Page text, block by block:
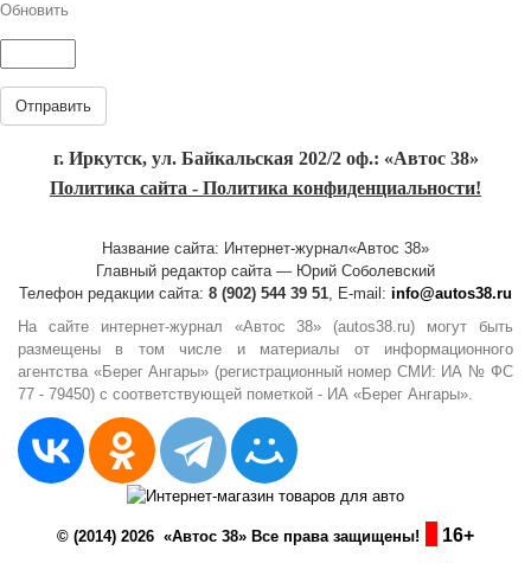
Обновить
Отправить
г. Иркутск, ул. Байкальская 202/2 оф.: «Автос 38»
Политика сайта - Политика конфиденциальности!
Название сайта: Интернет-журнал«Автос 38»
Главный редактор сайта — Юрий Соболевский
Телефон редакции сайта: 8 (902) 544 39 51 , E-mail: info@autos38.ru
На сайте интернет-журнал «Автос 38» (autos38.ru) могут быть
размещены в том числе и материалы от информационного
агентства «Берег Ангары» (регистрационный номер СМИ: ИА № ФС
77 - 79450) с соответствующей пометкой - ИА «Берег Ангары».
© (2014) 2026 «Автос 38» Все права защищены! 16+